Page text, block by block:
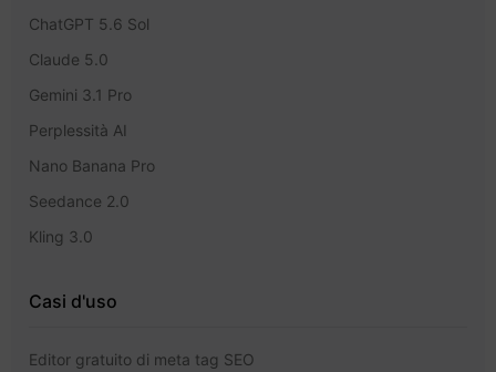
ChatGPT 5.6 Sol
Claude 5.0
Gemini 3.1 Pro
Perplessità AI
Nano Banana Pro
Seedance 2.0
Kling 3.0
Casi d'uso
Editor gratuito di meta tag SEO